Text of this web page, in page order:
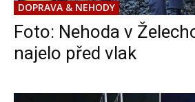
DOPRAVA & NEHODY
Foto: Nehoda v
najelo před vlak